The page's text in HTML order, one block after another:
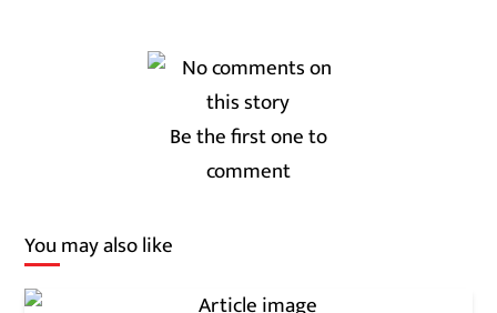
Be the first one to
comment
You may also like